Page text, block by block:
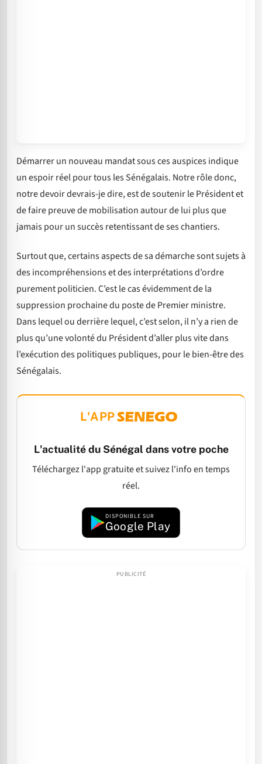
Démarrer un nouveau mandat sous ces auspices indique
un espoir réel pour tous les Sénégalais. Notre rôle donc,
notre devoir devrais-je dire, est de soutenir le Président et
de faire preuve de mobilisation autour de lui plus que
jamais pour un succès retentissant de ses chantiers.
Surtout que, certains aspects de sa démarche sont sujets à
des incompréhensions et des interprétations d’ordre
purement politicien. C’est le cas évidemment de la
suppression prochaine du poste de Premier ministre.
Dans lequel ou derrière lequel, c’est selon, il n’y a rien de
plus qu’une volonté du Président d’aller plus vite dans
l’exécution des politiques publiques, pour le bien-être des
Sénégalais.
L'APP
L'actualité du Sénégal dans votre poche
Téléchargez l'app gratuite et suivez l'info en temps
réel.
DISPONIBLE SUR
Google Play